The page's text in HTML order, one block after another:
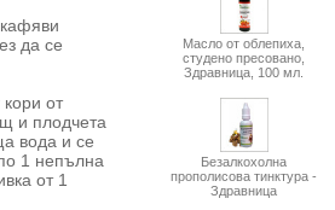
да се
от
и плодчета
вода и се
1 непълна
от 1
Масло от облепиха,
студено пресовано,
Здравница, 100 мл.
Безалкохолна
прополисова тинктура -
Здравница